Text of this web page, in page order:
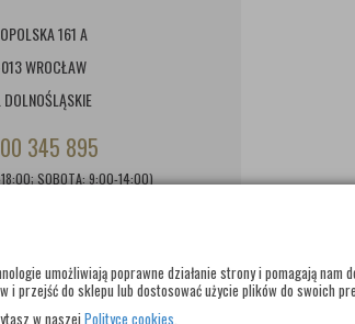
umożliwiają poprawne działanie strony i pomagają
i przejść do sklepu lub dostosować użycie plików do swoich
w naszej Polityce cookies
161 A
WROCŁAW
DOLNOŚLĄSKIE
345 895
SOBOTA: 9:00-14:00)